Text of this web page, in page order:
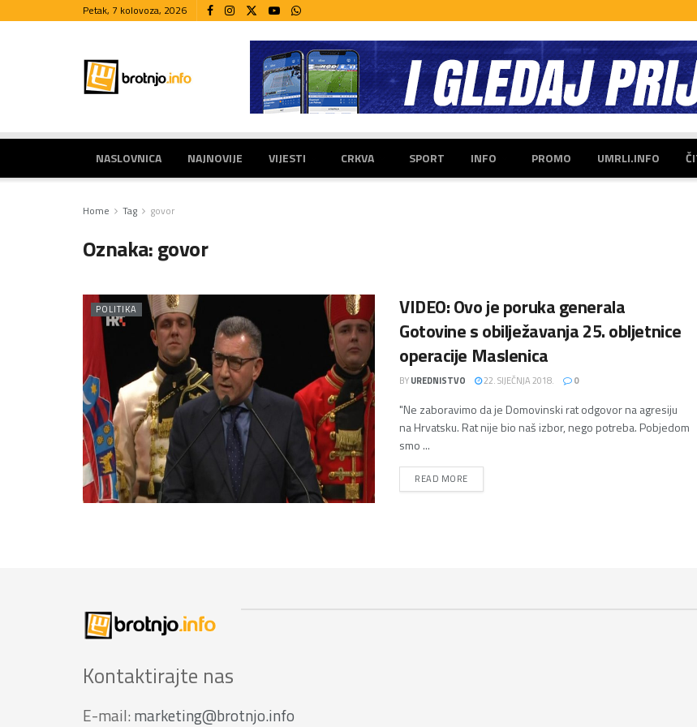
Petak, 7 kolovoza, 2026
NASLOVNICA NAJNOVIJE VIJESTI CRKVA SPORT INFO PROMO UMRLI.INFO
Home Tag govor
Oznaka:govor
POLITIKA
VIDEO: Ovo je poruka generala
Gotovine s obilježavanja 25. obljetnice
operacije Maslenica
BYUREDNISTVO 22. SIJEČNJA 2018. 0
"Ne zaboravimo da je Domovinski rat odgovor na agresiju
na Hrvatsku. Rat nije bio naš izbor, nego potreba. Pobjedom
smo ...
READ MOREDETAILS
Kontaktirajte nas
E-mail: marketing@brotnjo.info